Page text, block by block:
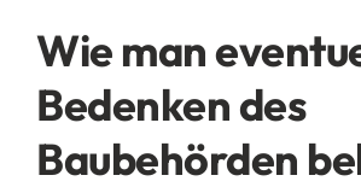
Wie man
Bedenken des
Baubehörden